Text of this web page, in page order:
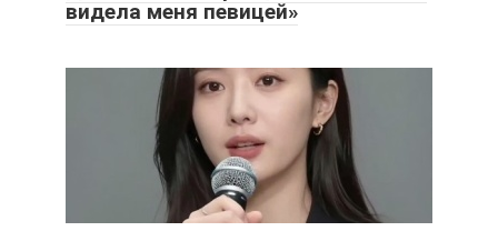
видела меня певицей»